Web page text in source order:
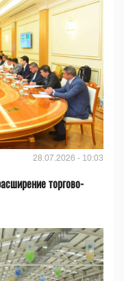
28.07.2026 - 10:03
торгово-